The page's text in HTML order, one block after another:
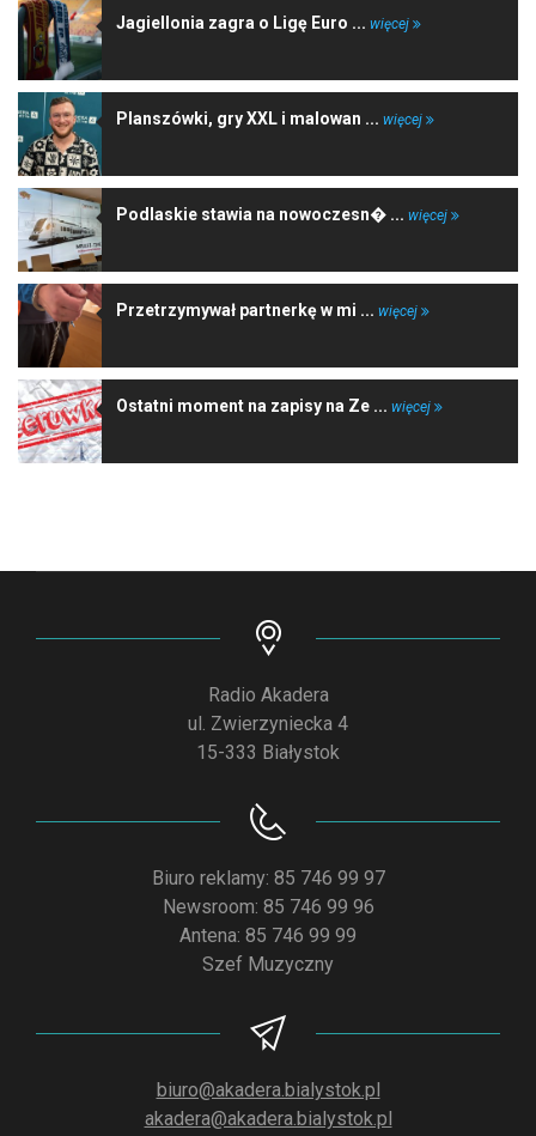
Jagiellonia zagra o Ligę Euro ... więcej
Planszówki, gry XXL i malowan ... więcej
Podlaskie stawia na nowoczesn� ... więcej
Przetrzymywał partnerkę w mi ... więcej
Ostatni moment na zapisy na Ze ... więcej
Radio Akadera
ul. Zwierzyniecka 4
15-333 Białystok
Biuro reklamy: 85 746 99 97
Newsroom: 85 746 99 96
Antena: 85 746 99 99
Szef Muzyczny
biuro@akadera.bialystok.pl
akadera@akadera.bialystok.pl